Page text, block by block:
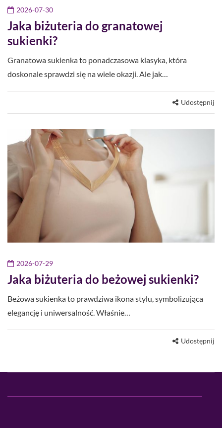
2026-07-30
Jaka biżuteria do granatowej
sukienki?
Granatowa sukienka to ponadczasowa klasyka, która
doskonale sprawdzi się na wiele okazji. Ale jak…
Udostępnij
2026-07-29
Jaka biżuteria do beżowej sukienki?
Beżowa sukienka to prawdziwa ikona stylu, symbolizująca
elegancję i uniwersalność. Właśnie…
Udostępnij